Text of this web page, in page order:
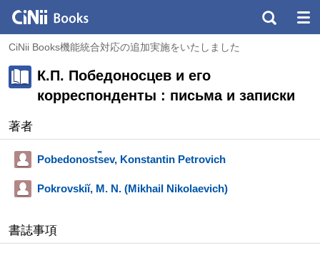
CiNii Books機能統合対応の追加実施をいたしました
К.П. Победоносцев и его
корреспонденты : письма и записки
著者
Pobedonost︠s︡ev, Konstantin Petrovich
Pokrovskiĭ, M. N. (Mikhail Nikolaevich)
書誌事項